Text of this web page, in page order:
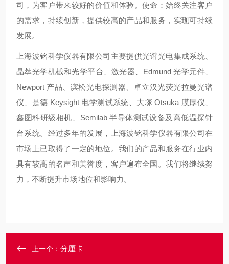
司，为客户带来较好的价值和体验。使命：始终关注客户
的需求，持续创新，提供较高的产品和服务，实现可持续
发展。
上海波铭科学仪器有限公司主要提供光谱光电集成系统、
晶萃光学机械和光学平台、激光器、Edmund 光学元件、
Newport 产品、滨松光电探测器、卓立汉光荧光拉曼光谱
仪、是德 Keysight 电学测试系统、大塚 Otsuka 膜厚仪、
鑫图科研级相机、Semilab 半导体测试设备及高低温探针
台系统。经过多年的发展，上海波铭科学仪器有限公司在
市场上已取得了一定的地位。我们的产品和服务在行业内
具有较高的名声和美誉度，客户遍布全国。我们将继续努
力，不断提升市场地位和影响力。
上一个： 分厘卡